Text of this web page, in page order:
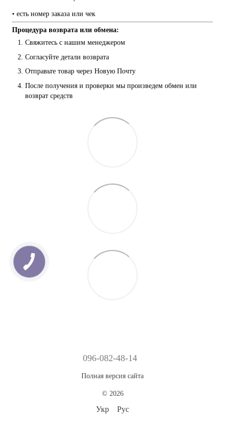
• есть номер заказа или чек
Процедура возврата или обмена:
Свяжитесь с нашим менеджером
Согласуйте детали возврата
Отправьте товар через Новую Почту
После получения и проверки мы произведем обмен или
возврат средств
096-082-48-14
Полная версия сайта
© 2026
Укр Рус